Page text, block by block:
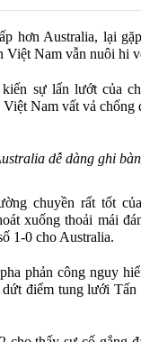
hơn Australia, lại
Việt Nam vẫn nuôi hi
sự lấn lướt của
Nam vất vả chống
dễ dàng ghi
chuyền rất tốt
xuống thoải mái
1-0 cho Australia.
phản công nguy
điểm tung lưới